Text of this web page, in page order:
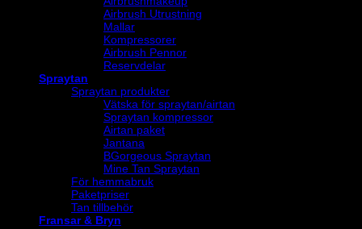
Airbrush Utrustning
Mallar
Kompressorer
Airbrush Pennor
Reservdelar
Spraytan
Spraytan produkter
Vätska för spraytan/airtan
Spraytan kompressor
Airtan paket
Jantana
BGorgeous Spraytan
Mine Tan Spraytan
För hemmabruk
Paketpriser
Tan tillbehör
Fransar & Bryn